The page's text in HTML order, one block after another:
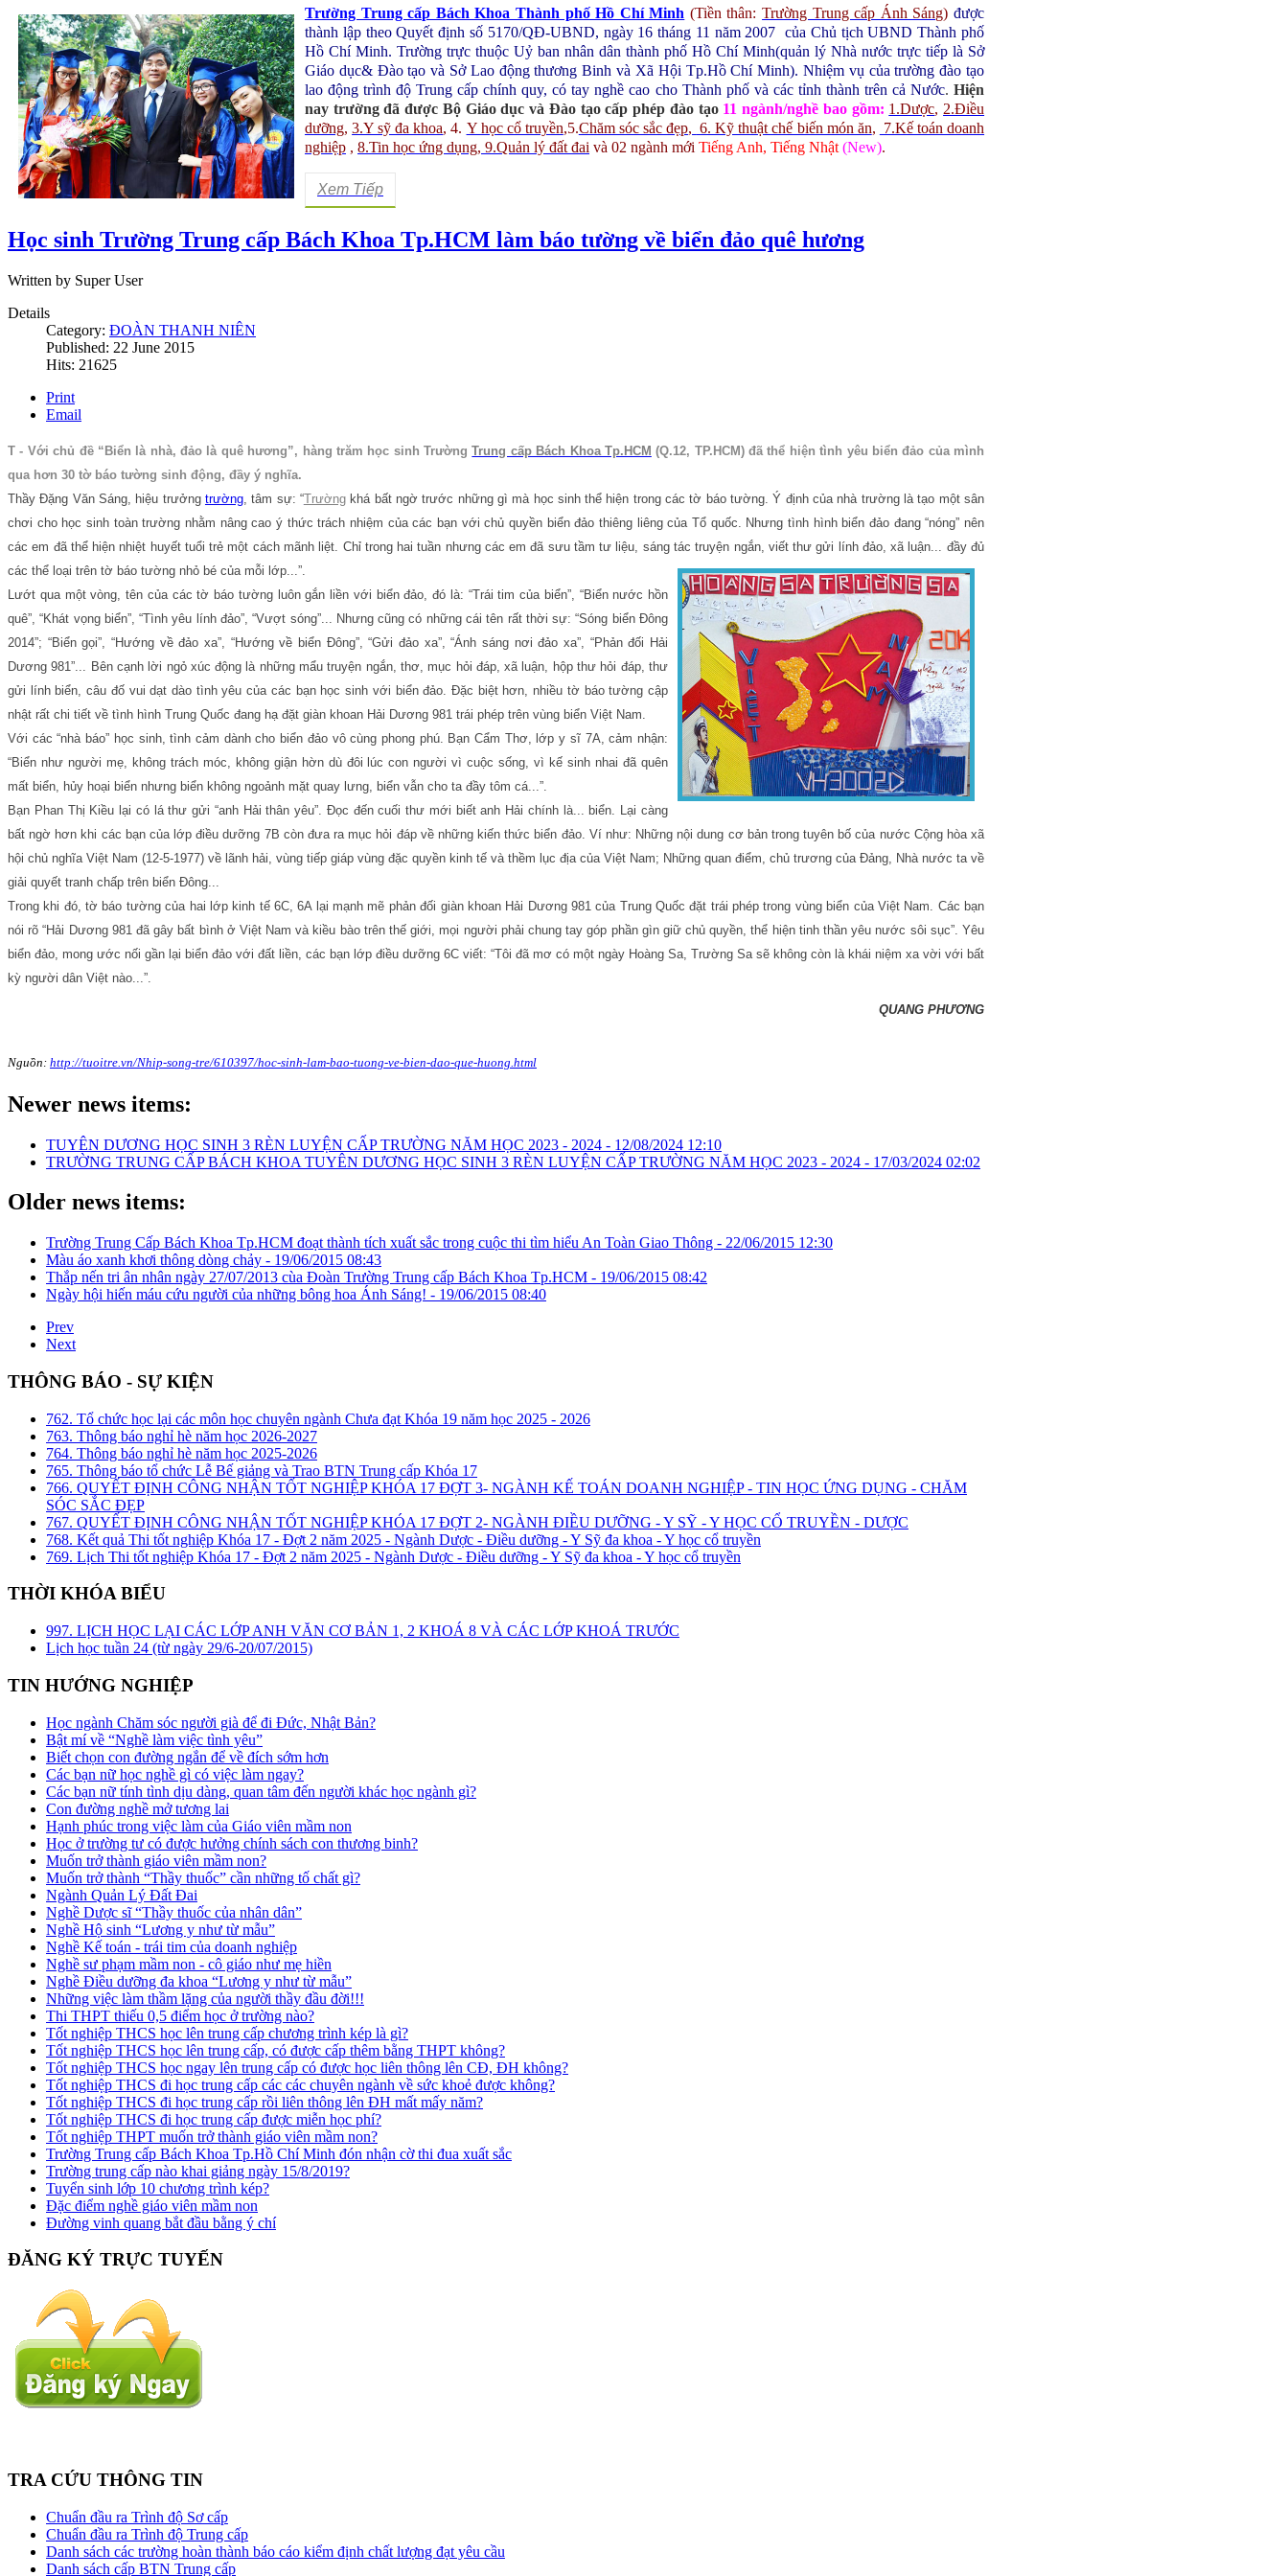
Trường Trung cấp Bách Khoa Thành phố Hồ Chí Minh (Tiền thân:Trường Trung cấp Ánh Sáng) được
thành lập theo Quyết định số 5170/QĐ-UBND, ngày 16 tháng 11 năm 2007 của Chủ tịch UBND Thành phố
Hồ Chí Minh. Trường trực thuộc Uỷ ban nhân dân thành phố Hồ Chí Minh(quản lý Nhà nước trực tiếp là Sở
Giáo dục& Đào tạo và Sở Lao động thương Binh và Xã Hội Tp.Hồ Chí Minh). Nhiệm vụ của trường đào tạo
lao động trình độ Trung cấp chính quy, có tay nghề cao cho Thành phố và các tỉnh thành trên cả Nước.Hiện
nay trường đã được Bộ Giáo dục và Đào tạo cấp phép đào tạo11 ngành/nghề bao gồm: 1.Dược, 2.Điều
dưỡng,3.Y sỹ đa khoa,4. Y học cổ truyền,5.Chăm sóc sắc đẹp, 6. Kỹ thuật chế biến món ăn, 7.Kế toán doanh
nghiệp , 8.Tin học ứng dụng, 9.Quản lý đất đai và 02 ngành mới Tiếng Anh, Tiếng Nhật (New).
Xem Tiếp
Học sinh Trường Trung cấp Bách Khoa Tp.HCM làm báo tường về biển đảo quê hương
Written by Super User
Details
Category: ĐOÀN THANH NIÊN
Published: 22 June 2015
Hits: 21625
Print
Email
T - Với chủ đề “Biển là nhà, đảo là quê hương”, hàng trăm học sinh TrườngTrung cấp Bách Khoa Tp.HCM (Q.12, TP.HCM) đã thể hiện tình yêu biển đảo của mình
qua hơn 30 tờ báo tường sinh động, đầy ý nghĩa.
Thầy Đặng Văn Sáng, hiệu trưởng trường, tâm sự: “Trườngkhá bất ngờ trước những gì mà học sinh thể hiện trong các tờ báo tường. Ý định của nhà trường là tạo một sân
chơi cho học sinh toàn trường nhằm nâng cao ý thức trách nhiệm của các bạn với chủ quyền biển đảo thiêng liêng của Tổ quốc. Nhưng tình hình biển đảo đang “nóng” nên
các em đã thể hiện nhiệt huyết tuổi trẻ một cách mãnh liệt. Chỉ trong hai tuần nhưng các em đã sưu tầm tư liệu, sáng tác truyện ngắn, viết thư gửi lính đảo, xã luận... đầy đủ
các thể loại trên tờ báo tường nhỏ bé của mỗi lớp...”.
Lướt qua một vòng, tên của các tờ báo tường luôn gắn liền với biển đảo, đó là: “Trái tim của biển”, “Biển nước hồn
quê”, “Khát vọng biển”, “Tình yêu lính đảo”, “Vượt sóng”... Nhưng cũng có những cái tên rất thời sự: “Sóng biển Đông
2014”; “Biển gọi”, “Hướng về đảo xa”, “Hướng về biển Đông”, “Gửi đảo xa”, “Ánh sáng nơi đảo xa”, “Phản đối Hải
Dương 981”... Bên cạnh lời ngỏ xúc động là những mẩu truyện ngắn, thơ, mục hỏi đáp, xã luận, hộp thư hỏi đáp, thư
gửi lính biển, câu đố vui dạt dào tình yêu của các bạn học sinh với biển đảo. Đặc biệt hơn, nhiều tờ báo tường cập
nhật rất chi tiết về tình hình Trung Quốc đang hạ đặt giàn khoan Hải Dương 981 trái phép trên vùng biển Việt Nam.
Với các “nhà báo” học sinh, tình cảm dành cho biển đảo vô cùng phong phú. Bạn Cẩm Thơ, lớp y sĩ 7A, cảm nhận:
“Biển như người mẹ, không trách móc, không giận hờn dù đôi lúc con người vì cuộc sống, vì kế sinh nhai đã quên
mất biển, hủy hoại biển nhưng biển không ngoảnh mặt quay lưng, biển vẫn cho ta đầy tôm cá...”.
Bạn Phan Thị Kiều lại có lá thư gửi “anh Hải thân yêu”. Đọc đến cuối thư mới biết anh Hải chính là... biển. Lại càng
bất ngờ hơn khi các bạn của lớp điều dưỡng 7B còn đưa ra mục hỏi đáp về những kiến thức biển đảo. Ví như: Những nội dung cơ bản trong tuyên bố của nước Cộng hòa xã
hội chủ nghĩa Việt Nam (12-5-1977) về lãnh hải, vùng tiếp giáp vùng đặc quyền kinh tế và thềm lục địa của Việt Nam; Những quan điểm, chủ trương của Đảng, Nhà nước ta về
giải quyết tranh chấp trên biển Đông...
Trong khi đó, tờ báo tường của hai lớp kinh tế 6C, 6A lại mạnh mẽ phản đối giàn khoan Hải Dương 981 của Trung Quốc đặt trái phép trong vùng biển của Việt Nam. Các bạn
nói rõ “Hải Dương 981 đã gây bất bình ở Việt Nam và kiều bào trên thế giới, mọi người phải chung tay góp phần gìn giữ chủ quyền, thể hiện tinh thần yêu nước sôi sục”. Yêu
biển đảo, mong ước nối gần lại biển đảo với đất liền, các bạn lớp điều dưỡng 6C viết: “Tôi đã mơ có một ngày Hoàng Sa, Trường Sa sẽ không còn là khái niệm xa vời với bất
kỳ người dân Việt nào...”.
QUANG PHƯƠNG
Nguồn: http://tuoitre.vn/Nhip-song-tre/610397/hoc-sinh-lam-bao-tuong-ve-bien-dao-que-huong.html
Newer news items:
TUYÊN DƯƠNG HỌC SINH 3 RÈN LUYỆN CẤP TRƯỜNG NĂM HỌC 2023 - 2024 - 12/08/2024 12:10
TRƯỜNG TRUNG CẤP BÁCH KHOA TUYÊN DƯƠNG HỌC SINH 3 RÈN LUYỆN CẤP TRƯỜNG NĂM HỌC 2023 - 2024 - 17/03/2024 02:02
Older news items:
Trường Trung Cấp Bách Khoa Tp.HCM đoạt thành tích xuất sắc trong cuộc thi tìm hiểu An Toàn Giao Thông - 22/06/2015 12:30
Màu áo xanh khơi thông dòng chảy - 19/06/2015 08:43
Thắp nến tri ân nhân ngày 27/07/2013 cùa Đoàn Trường Trung cấp Bách Khoa Tp.HCM - 19/06/2015 08:42
Ngày hội hiến máu cứu người của những bông hoa Ánh Sáng! - 19/06/2015 08:40
Prev
Next
THÔNG BÁO - SỰ KIỆN
762. Tổ chức học lại các môn học chuyên ngành Chưa đạt Khóa 19 năm học 2025 - 2026
763. Thông báo nghỉ hè năm học 2026-2027
764. Thông báo nghỉ hè năm học 2025-2026
765. Thông báo tổ chức Lễ Bế giảng và Trao BTN Trung cấp Khóa 17
766. QUYẾT ĐỊNH CÔNG NHẬN TỐT NGHIỆP KHÓA 17 ĐỢT 3- NGÀNH KẾ TOÁN DOANH NGHIỆP - TIN HỌC ỨNG DỤNG - CHĂM
SÓC SẮC ĐẸP
767. QUYẾT ĐỊNH CÔNG NHẬN TỐT NGHIỆP KHÓA 17 ĐỢT 2- NGÀNH ĐIỀU DƯỠNG - Y SỸ - Y HỌC CỔ TRUYỀN - DƯỢC
768. Kết quả Thi tốt nghiệp Khóa 17 - Đợt 2 năm 2025 - Ngành Dược - Điều dưỡng - Y Sỹ đa khoa - Y học cổ truyền
769. Lịch Thi tốt nghiệp Khóa 17 - Đợt 2 năm 2025 - Ngành Dược - Điều dưỡng - Y Sỹ đa khoa - Y học cổ truyền
THỜI KHÓA BIỂU
997. LỊCH HỌC LẠI CÁC LỚP ANH VĂN CƠ BẢN 1, 2 KHOÁ 8 VÀ CÁC LỚP KHOÁ TRƯỚC
Lịch học tuần 24 (từ ngày 29/6-20/07/2015)
TIN HƯỚNG NGHIỆP
Học ngành Chăm sóc người già để đi Đức, Nhật Bản?
Bật mí về “Nghề làm việc tình yêu”
Biết chọn con đường ngắn để về đích sớm hơn
Các bạn nữ học nghề gì có việc làm ngay?
Các bạn nữ tính tình dịu dàng, quan tâm đến người khác học ngành gì?
Con đường nghề mở tương lai
Hạnh phúc trong việc làm của Giáo viên mầm non
Học ở trường tư có được hưởng chính sách con thương binh?
Muốn trở thành giáo viên mầm non?
Muốn trở thành “Thầy thuốc” cần những tố chất gì?
Ngành Quản Lý Đất Đai
Nghề Dược sĩ “Thầy thuốc của nhân dân”
Nghề Hộ sinh “Lương y như từ mẫu”
Nghề Kế toán - trái tim của doanh nghiệp
Nghề sư phạm mầm non - cô giáo như mẹ hiền
Nghề Điều dưỡng đa khoa “Lương y như từ mẫu”
Những việc làm thầm lặng của người thầy đầu đời!!!
Thi THPT thiếu 0,5 điểm học ở trường nào?
Tốt nghiệp THCS học lên trung cấp chương trình kép là gì?
Tốt nghiệp THCS học lên trung cấp, có được cấp thêm bằng THPT không?
Tốt nghiệp THCS học ngay lên trung cấp có được học liên thông lên CĐ, ĐH không?
Tốt nghiệp THCS đi học trung cấp các các chuyên ngành về sức khoẻ được không?
Tốt nghiệp THCS đi học trung cấp rồi liên thông lên ĐH mất mấy năm?
Tốt nghiệp THCS đi học trung cấp được miễn học phí?
Tốt nghiệp THPT muốn trở thành giáo viên mầm non?
Trường Trung cấp Bách Khoa Tp.Hồ Chí Minh đón nhận cờ thi đua xuất sắc
Trường trung cấp nào khai giảng ngày 15/8/2019?
Tuyển sinh lớp 10 chương trình kép?
Đặc điểm nghề giáo viên mầm non
Đường vinh quang bắt đầu bằng ý chí
ĐĂNG KÝ TRỰC TUYẾN
TRA CỨU THÔNG TIN
Chuẩn đầu ra Trình độ Sơ cấp
Chuẩn đầu ra Trình độ Trung cấp
Danh sách các trường hoàn thành báo cáo kiểm định chất lượng đạt yêu cầu
Danh sách cấp BTN Trung cấp